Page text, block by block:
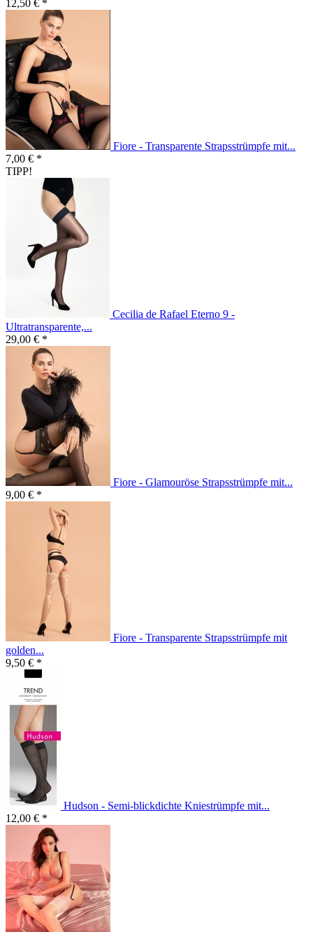
12,50 € *
Fiore - Transparente Strapsstrümpfe mit...
7,00 € *
TIPP!
Cecilia de Rafael Eterno 9 -
Ultratransparente,...
29,00 € *
Fiore - Glamouröse Strapsstrümpfe mit...
9,00 € *
Fiore - Transparente Strapsstrümpfe mit
golden...
9,50 € *
Hudson - Semi-blickdichte Kniestrümpfe mit...
12,00 € *